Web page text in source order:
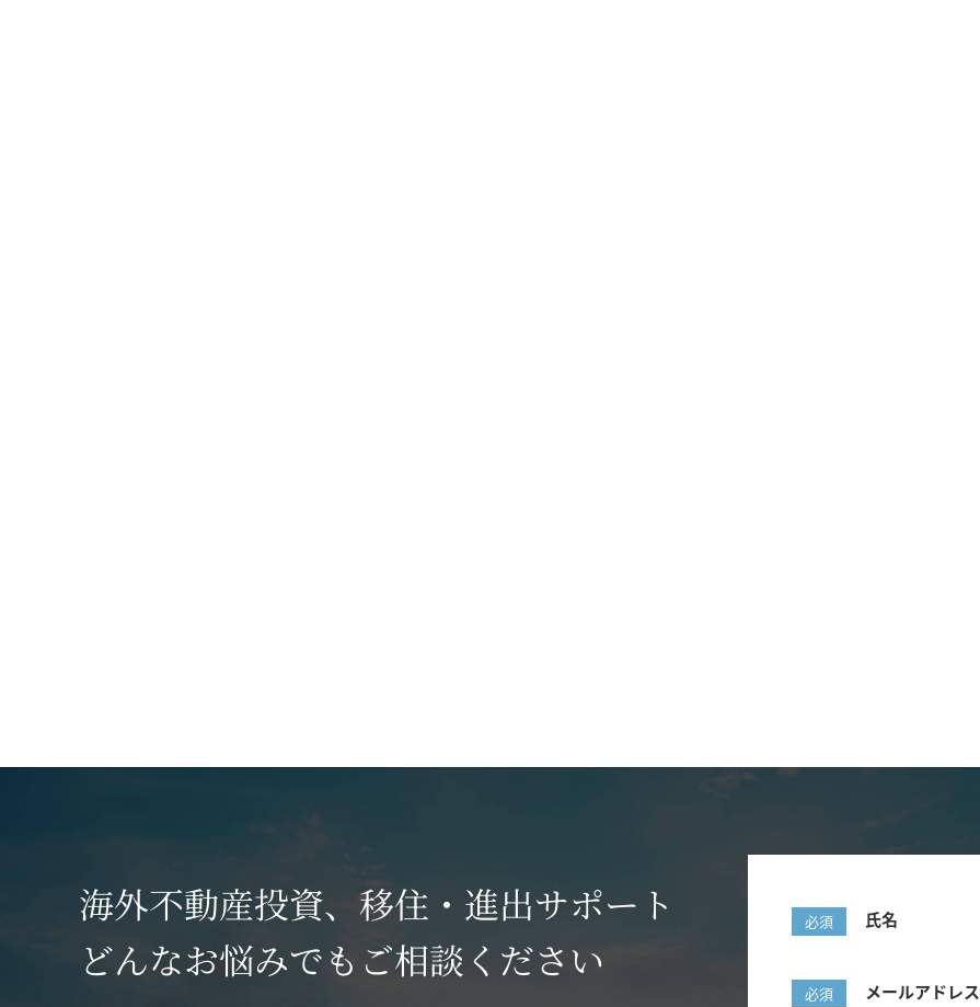
海外不動産投資、移住・進出サポート
どんなお悩みでもご相談ください
必須 氏名
必須 メールアドレス